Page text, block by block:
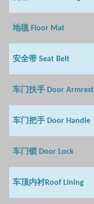
地毯 Floor Mat
安全带 Seat Belt
车门扶手 Door Armrest
车门把手 Door Handle
车门锁 Door Lock
车顶内衬Roof Lining